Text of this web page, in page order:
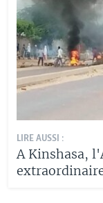
LIRE AUSSI :
A Kinshasa,